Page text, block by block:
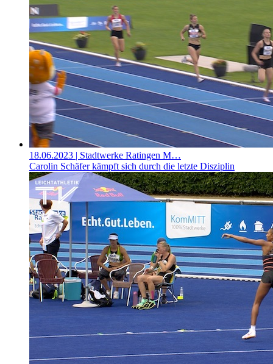
18.06.2023 | Stadtwerke Ratingen M…
Carolin Schäfer kämpft sich durch die letzte Disziplin